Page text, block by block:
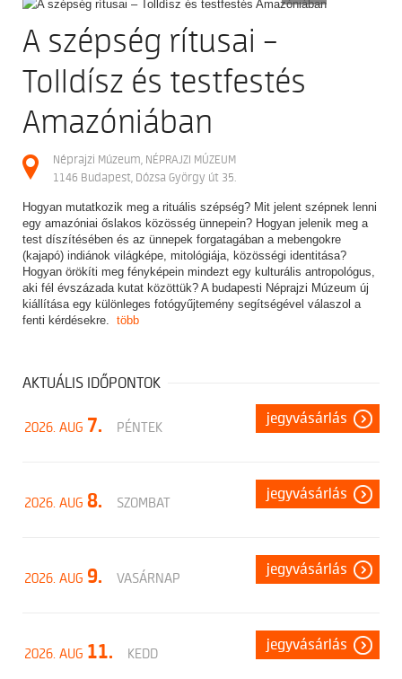
A szépség rítusai –
Tolldísz és testfestés
Amazóniában
Néprajzi Múzeum, NÉPRAJZI MÚZEUM
1146 Budapest, Dózsa György út 35.
Hogyan mutatkozik meg a rituális szépség? Mit jelent szépnek lenni
egy amazóniai őslakos közösség ünnepein? Hogyan jelenik meg a
test díszítésében és az ünnepek forgatagában a mebengokre
(kajapó) indiánok világképe, mitológiája, közösségi identitása?
Hogyan örökíti meg fényképein mindezt egy kulturális antropológus,
aki fél évszázada kutat közöttük? A budapesti Néprajzi Múzeum új
kiállítása egy különleges fotógyűjtemény segítségével válaszol a
fenti kérdésekre. több
AKTUÁLIS IDŐPONTOK
2026. AUG 7. PÉNTEK
jegyvásárlás
2026. AUG 8. SZOMBAT
jegyvásárlás
2026. AUG 9. VASÁRNAP
jegyvásárlás
2026. AUG 11. KEDD
jegyvásárlás